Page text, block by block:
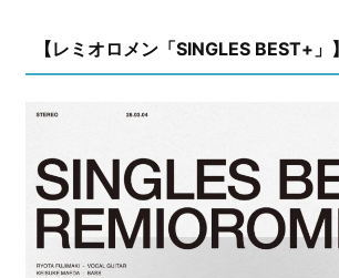
【レミオロメン「SINGLES BEST+」】